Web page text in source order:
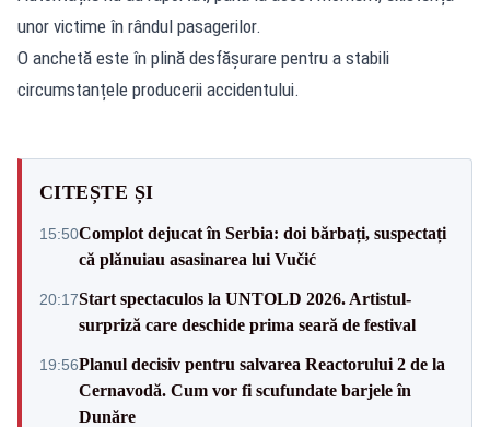
unor victime în rândul pasagerilor.
O anchetă este în plină desfășurare pentru a stabili
circumstanțele producerii accidentului.
CITEȘTE ȘI
15:50Complot dejucat în Serbia: doi bărbați, suspectați
că plănuiau asasinarea lui Vučić
20:17Start spectaculos la UNTOLD 2026. Artistul-
surpriză care deschide prima seară de festival
19:56Planul decisiv pentru salvarea Reactorului 2 de la
Cernavodă. Cum vor fi scufundate barjele în
Dunăre